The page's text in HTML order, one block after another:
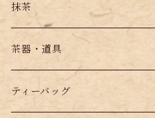
抹茶
茶器・道具
ティーバッグ